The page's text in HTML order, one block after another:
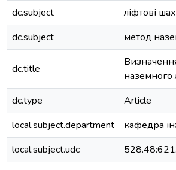
dc.subject
ліфтові
dc.subject
метод
dc.title
наземного
dc.type
Article
local.subject.department
кафедра
local.subject.udc